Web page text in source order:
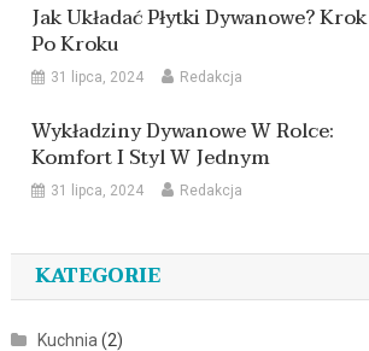
Jak Układać Płytki Dywanowe? Krok
Po Kroku
31 lipca, 2024 Redakcja
Wykładziny Dywanowe W Rolce:
Komfort I Styl W Jednym
31 lipca, 2024 Redakcja
KATEGORIE
Kuchnia (2)